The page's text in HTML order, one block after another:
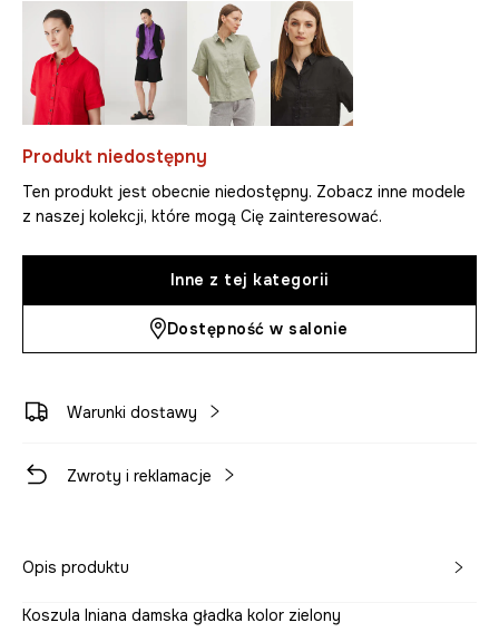
Produkt niedostępny
Ten produkt jest obecnie niedostępny. Zobacz inne modele
z naszej kolekcji, które mogą Cię zainteresować.
Inne z tej kategorii
Dostępność w salonie
Warunki dostawy
Zwroty i reklamacje
Opis produktu
Koszula lniana damska gładka kolor zielony